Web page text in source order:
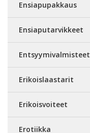
Ensiapupakkaus
Ensiaputarvikkeet
Entsyymivalmisteet
Erikoislaastarit
Erikoisvoiteet
Erotiikka